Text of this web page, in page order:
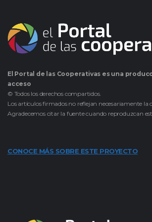
El Portal de las Cooperativas es una
acceso
© Todos los derechos compartidos.
Los artículos firmados no reflejan necesariamente la
Agradecemos citar la fuente cuando reproduzcan
CONOCE MÁS SOBRE ESTE PROYECTO